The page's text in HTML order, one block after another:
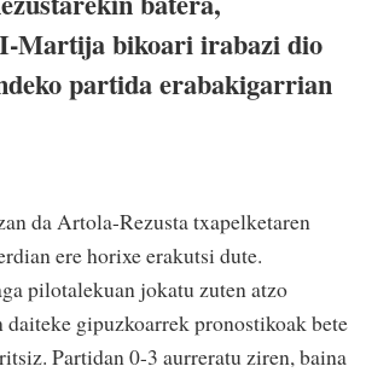
Martija bikoari irabazi dio
partida erabakigarrian
da Artola-Rezusta txapelketaren
ere horixe erakutsi dute.
pilotalekuan jokatu zuten atzo
daiteke gipuzkoarrek pronostikoak bete
Partidan 0-3 aurreratu ziren, baina